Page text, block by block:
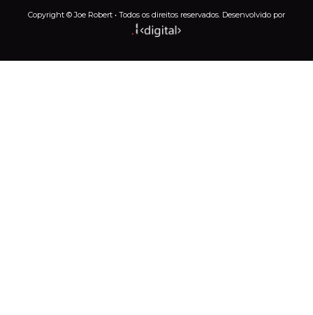
Copyright © Joe Robert • Todos os direitos reservados. Desenvolvido por